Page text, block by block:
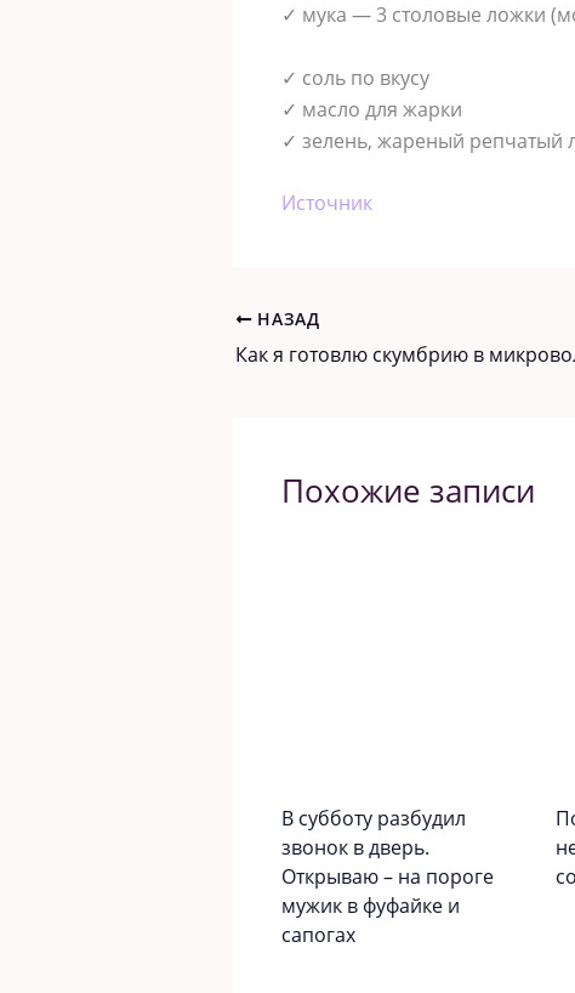
✓ мука — 3 столовые ложки
✓ соль по вкусу
✓ масло для жарки
✓ зелень, жареный
Источник
НАЗАД
Похожие записи
В субботу разбудил
звонок в дверь.
Открываю – на пороге
мужик в фуфайке и
сапогах